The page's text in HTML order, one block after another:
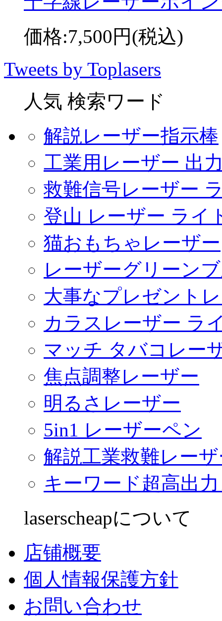
価格:7,500円(税込)
Tweets by Toplasers
人気 検索ワード
解説レーザー指示棒
工業用レーザー 出
救難信号レーザー
登山 レーザー ライ
猫おもちゃレーザー
レーザーグリーン
大事なプレゼント
カラスレーザー ラ
マッチ タバコレー
焦点調整レーザー
明るさレーザー
5in1 レーザーペン
解説工業救難レー
キーワード超高出
laserscheapについて
店铺概要
個人情報保護方針
お問い合わせ